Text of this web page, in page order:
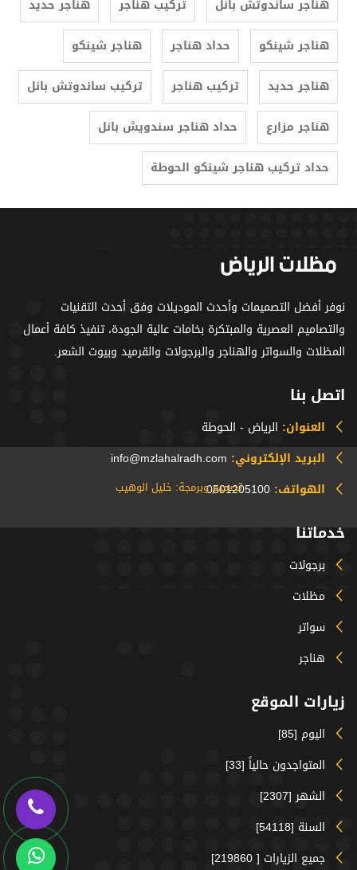
هناجر ساندوتش بانل
تركيب هناجر
هناجر حديد
هناجر شينكو
حداد هناجر
هناجر شينكو
هناجر حديد
تركيب هناجر
تركيب ساندوتش بانل
هناجر مزارع
حداد هناجر سندويش بانل
حداد تركيب هناجر شينكو الحوطة
نوفر أفضل التصميمات وأحدث الموديلات وفق أحدث التقنيات
والتصاميم العصرية والمبتكرة بخامات عالية الجودة، تنفيذ كافة أعمال
المظلات والسواتر والهناجر والبرجولات والقرميد وبيوت الشعر.
اتصل بنا
العنوان: الرياض - الحوطة
البريد الإلكتروني: info@mzlahalradh.com
الهواتف: 0501205100
خدماتنا
برجولات
مظلات
سواتر
هناجر
زيارات الموقع
اليوم [85]
المتواجدون حالياً [33]
الشهر [2307]
السنة [54118]
جميع الزيارات [ 219860]
تصميم وبرمجة: خليل الوهيب